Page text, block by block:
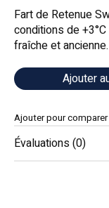
Fart de Retenue
conditions de
fraîche et ancienne.
Ajouter
Ajouter pour comparer
Évaluations (0)